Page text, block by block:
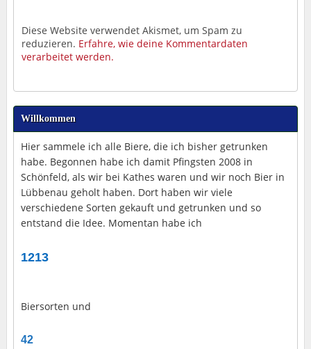
Diese Website verwendet Akismet, um Spam zu
reduzieren. Erfahre, wie deine Kommentardaten
verarbeitet werden.
Willkommen
Hier sammele ich alle Biere, die ich bisher getrunken
habe. Begonnen habe ich damit Pfingsten 2008 in
Schönfeld, als wir bei Kathes waren und wir noch Bier in
Lübbenau geholt haben. Dort haben wir viele
verschiedene Sorten gekauft und getrunken und so
entstand die Idee. Momentan habe ich
1213
Biersorten und
42